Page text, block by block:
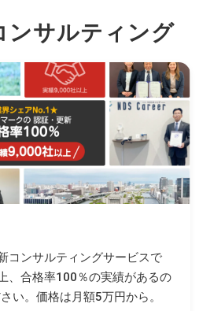
ンサルティング
コンサルティングサービスで
、合格率100％の実績があるの
い。価格は月額5万円から。